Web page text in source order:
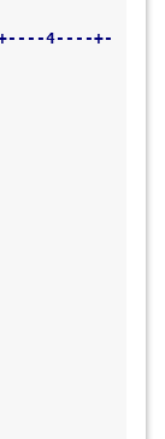
4----+-
1
1
1
1
1